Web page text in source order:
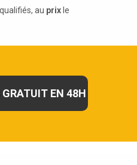
au prix le
GRATUIT EN 48H